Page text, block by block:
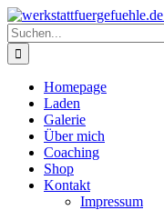
Zum
Inhalt
springen
Suche
nach:
Homepage
Laden
Galerie
Über mich
Coaching
Shop
Kontakt
Impressum